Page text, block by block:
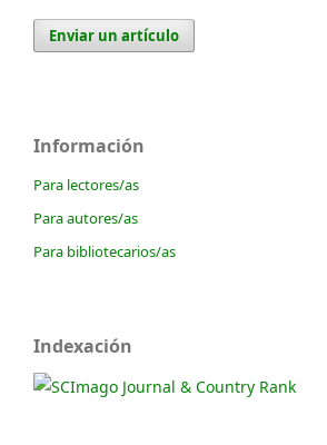
Enviar un artículo
Información
Para lectores/as
Para autores/as
Para bibliotecarios/as
Indexación